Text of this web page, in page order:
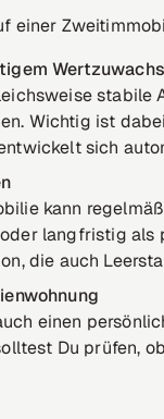
einer
Wertzuwachs
stabile
Wichtig ist
sich
kann
langfristig als
die auch
einen
Du prüfen,